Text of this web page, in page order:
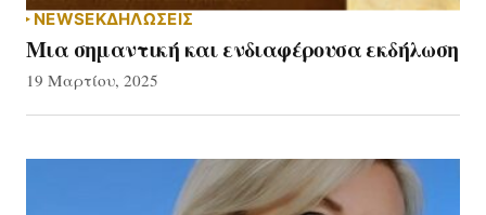
NEWSΕΚΔΗΛΏΣΕΙΣ
Μια σημαντική και ενδιαφέρουσα εκδήλωση
19 Μαρτίου, 2025